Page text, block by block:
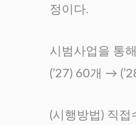
정이다.
시범사업을 통
(’27) 60개 →
(시행방법) 직